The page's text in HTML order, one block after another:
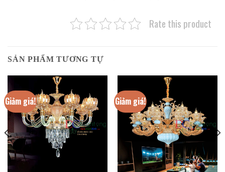
Rate this product
SẢN PHẨM TƯƠNG TỰ
Giảm giá! Giảm giá!